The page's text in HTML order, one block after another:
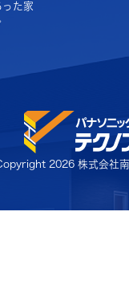
た家
2026 株式会社